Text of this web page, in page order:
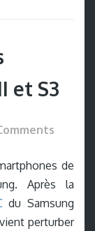
et S3
de
Après la
du Samsung
perturber